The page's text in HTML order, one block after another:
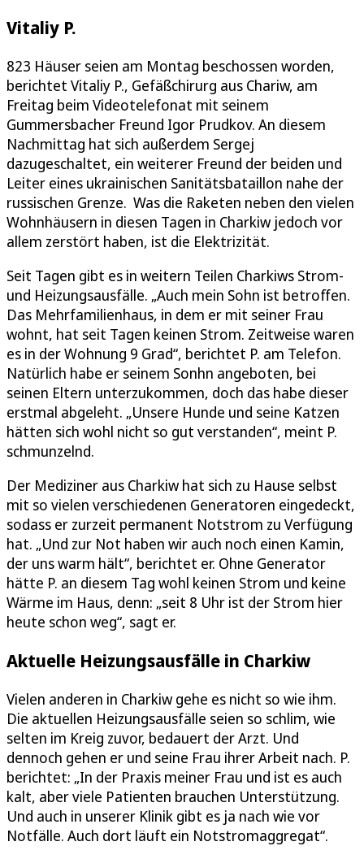
Vitaliy P.
823 Häuser seien am Montag beschossen worden,
berichtet Vitaliy P., Gefäßchirurg aus Chariw, am
Freitag beim Videotelefonat mit seinem
Gummersbacher Freund Igor Prudkov. An diesem
Nachmittag hat sich außerdem Sergej
dazugeschaltet, ein weiterer Freund der beiden und
Leiter eines ukrainischen Sanitätsbataillon nahe der
russischen Grenze. Was die Raketen neben den vielen
Wohnhäusern in diesen Tagen in Charkiw jedoch vor
allem zerstört haben, ist die Elektrizität.
Seit Tagen gibt es in weitern Teilen Charkiws Strom-
und Heizungsausfälle. „Auch mein Sohn ist betroffen.
Das Mehrfamilienhaus, in dem er mit seiner Frau
wohnt, hat seit Tagen keinen Strom. Zeitweise waren
es in der Wohnung 9 Grad“, berichtet P. am Telefon.
Natürlich habe er seinem Sonhn angeboten, bei
seinen Eltern unterzukommen, doch das habe dieser
erstmal abgeleht. „Unsere Hunde und seine Katzen
hätten sich wohl nicht so gut verstanden“, meint P.
schmunzelnd.
Der Mediziner aus Charkiw hat sich zu Hause selbst
mit so vielen verschiedenen Generatoren eingedeckt,
sodass er zurzeit permanent Notstrom zu Verfügung
hat. „Und zur Not haben wir auch noch einen Kamin,
der uns warm hält“, berichtet er. Ohne Generator
hätte P. an diesem Tag wohl keinen Strom und keine
Wärme im Haus, denn: „seit 8 Uhr ist der Strom hier
heute schon weg“, sagt er.
Aktuelle Heizungsausfälle in Charkiw
Vielen anderen in Charkiw gehe es nicht so wie ihm.
Die aktuellen Heizungsausfälle seien so schlim, wie
selten im Kreig zuvor, bedauert der Arzt. Und
dennoch gehen er und seine Frau ihrer Arbeit nach. P.
berichtet: „In der Praxis meiner Frau und ist es auch
kalt, aber viele Patienten brauchen Unterstützung.
Und auch in unserer Klinik gibt es ja nach wie vor
Notfälle. Auch dort läuft ein Notstromaggregat“.